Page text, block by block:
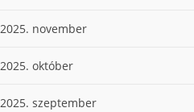
2025. november
2025. október
2025. szeptember